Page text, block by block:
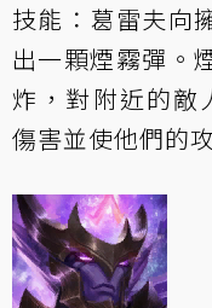
技能：葛雷夫向
出一顆煙霧彈。
炸，對附近的敵
傷害並使他們的